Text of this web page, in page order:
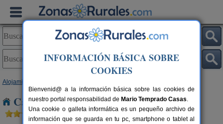
Alojamientos
Casas Rurales cerca de Tamaraceite
INFORMACIÓN BÁSICA SOBRE
COOKIES
Bienvenid@ a la información básica sobre las cookies de
nuestro portal responsabilidad de Mario Temprado Casas.
Una cookie o galleta informática es un pequeño archivo de
información que se guarda en tu pc, smartphone o tablet al